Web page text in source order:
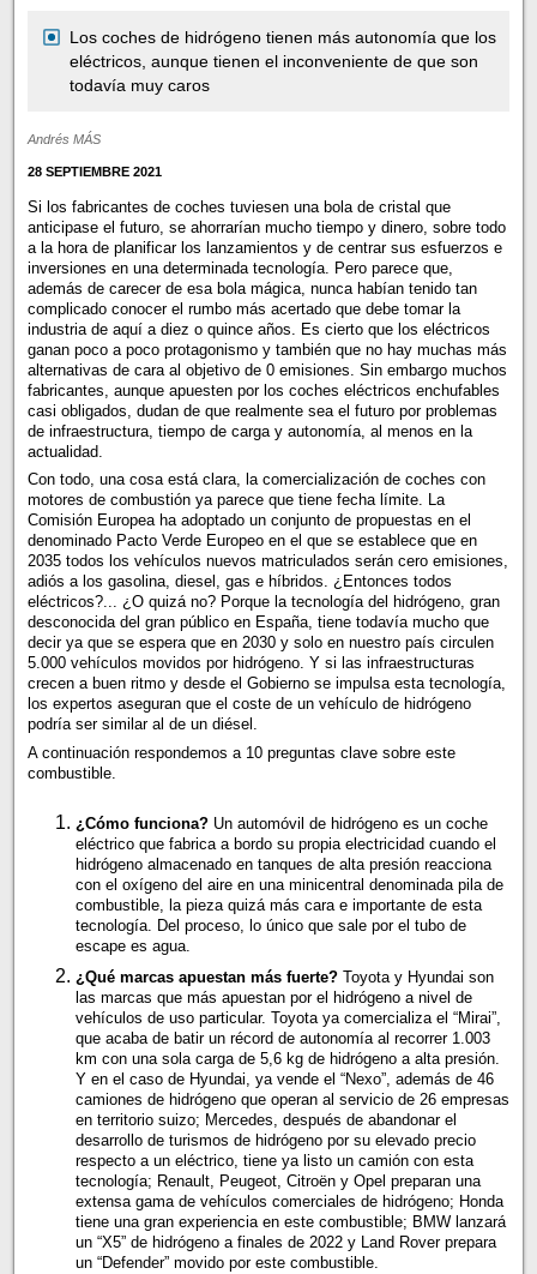
Los coches de hidrógeno tienen más autonomía que los
eléctricos, aunque tienen el inconveniente de que son
todavía muy caros
Andrés MÁS
28 SEPTIEMBRE 2021
Si los fabricantes de coches tuviesen una bola de cristal que
anticipase el futuro, se ahorrarían mucho tiempo y dinero, sobre todo
a la hora de planificar los lanzamientos y de centrar sus esfuerzos e
inversiones en una determinada tecnología. Pero parece que,
además de carecer de esa bola mágica, nunca habían tenido tan
complicado conocer el rumbo más acertado que debe tomar la
industria de aquí a diez o quince años. Es cierto que los eléctricos
ganan poco a poco protagonismo y también que no hay muchas más
alternativas de cara al objetivo de 0 emisiones. Sin embargo muchos
fabricantes, aunque apuesten por los coches eléctricos enchufables
casi obligados, dudan de que realmente sea el futuro por problemas
de infraestructura, tiempo de carga y autonomía, al menos en la
actualidad.
Con todo, una cosa está clara, la comercialización de coches con
motores de combustión ya parece que tiene fecha límite. La
Comisión Europea ha adoptado un conjunto de propuestas en el
denominado Pacto Verde Europeo en el que se establece que en
2035 todos los vehículos nuevos matriculados serán cero emisiones,
adiós a los gasolina, diesel, gas e híbridos. ¿Entonces todos
eléctricos?... ¿O quizá no? Porque la tecnología del hidrógeno, gran
desconocida del gran público en España, tiene todavía mucho que
decir ya que se espera que en 2030 y solo en nuestro país circulen
5.000 vehículos movidos por hidrógeno. Y si las infraestructuras
crecen a buen ritmo y desde el Gobierno se impulsa esta tecnología,
los expertos aseguran que el coste de un vehículo de hidrógeno
podría ser similar al de un diésel.
A continuación respondemos a 10 preguntas clave sobre este
combustible.
¿Cómo funciona? Un automóvil de hidrógeno es un coche
eléctrico que fabrica a bordo su propia electricidad cuando el
hidrógeno almacenado en tanques de alta presión reacciona
con el oxígeno del aire en una minicentral denominada pila de
combustible, la pieza quizá más cara e importante de esta
tecnología. Del proceso, lo único que sale por el tubo de
escape es agua.
¿Qué marcas apuestan más fuerte? Toyota y Hyundai son
las marcas que más apuestan por el hidrógeno a nivel de
vehículos de uso particular. Toyota ya comercializa el “Mirai”,
que acaba de batir un récord de autonomía al recorrer 1.003
km con una sola carga de 5,6 kg de hidrógeno a alta presión.
Y en el caso de Hyundai, ya vende el “Nexo”, además de 46
camiones de hidrógeno que operan al servicio de 26 empresas
en territorio suizo; Mercedes, después de abandonar el
desarrollo de turismos de hidrógeno por su elevado precio
respecto a un eléctrico, tiene ya listo un camión con esta
tecnología; Renault, Peugeot, Citroën y Opel preparan una
extensa gama de vehículos comerciales de hidrógeno; Honda
tiene una gran experiencia en este combustible; BMW lanzará
un “X5” de hidrógeno a finales de 2022 y Land Rover prepara
un “Defender” movido por este combustible.